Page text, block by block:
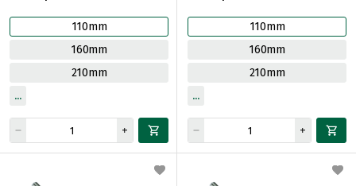
110mm
160mm
210mm
110mm
160mm
210mm